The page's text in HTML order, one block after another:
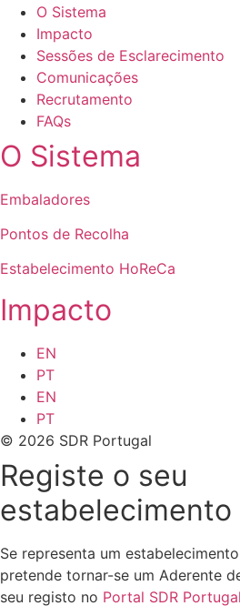
O Sistema
Impacto
Sessões de Esclarecimento
Comunicações
Recrutamento
FAQs
O Sistema
Embaladores
Pontos de Recolha
Estabelecimento HoReCa
Impacto
EN
PT
EN
PT
© 2026 SDR Portugal
Registe o seu
estabelecimento
Se representa um
pretende tornar-se um Aderente
seu registo no Portal SDR Portugal